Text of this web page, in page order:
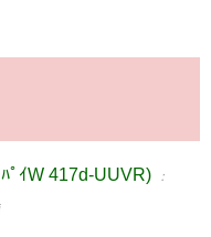
ﾟｲW 417d-UUVR) ：